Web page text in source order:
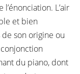
L’air
et bien
de son origine ou
du piano, dont